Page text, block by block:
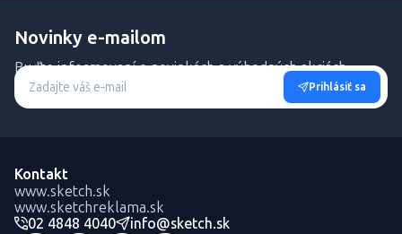
Novinky e-mailom
Buďte informovaní o novinkách a výhodných akciách.
Prihlásiť sa
Kontakt
www.sketch.sk
www.sketchreklama.sk
02 4848 4040
info@sketch.sk